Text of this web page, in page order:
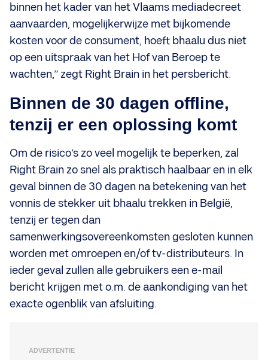
binnen het kader van het Vlaams mediadecreet
aanvaarden, mogelijkerwijze met bijkomende
kosten voor de consument, hoeft bhaalu dus niet
op een uitspraak van het Hof van Beroep te
wachten,” zegt Right Brain in het persbericht.
Binnen de 30 dagen offline,
tenzij er een oplossing komt
Om de risico’s zo veel mogelijk te beperken, zal
Right Brain zo snel als praktisch haalbaar en in elk
geval binnen de 30 dagen na betekening van het
vonnis de stekker uit bhaalu trekken in België,
tenzij er tegen dan
samenwerkingsovereenkomsten gesloten kunnen
worden met omroepen en/of tv-distributeurs. In
ieder geval zullen alle gebruikers een e-mail
bericht krijgen met o.m. de aankondiging van het
exacte ogenblik van afsluiting.
ADVERTENTIE